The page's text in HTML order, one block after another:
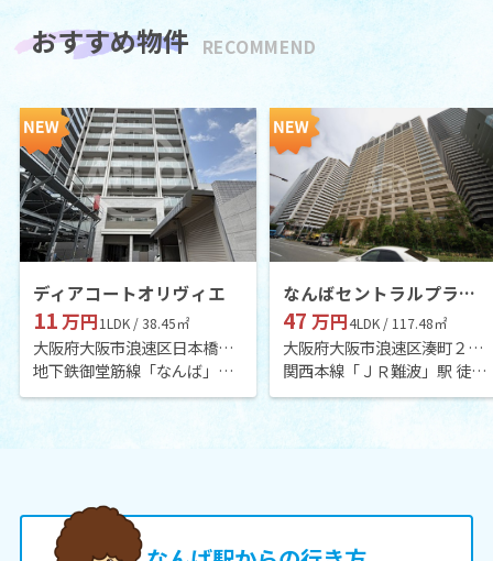
おすすめ物件 RECOMMEND
ディアコートオリヴィエ
11万円1LDK / 38.45㎡
大阪府大阪市浪速区日本橋東１丁目
地下鉄御堂筋線「なんば」駅 徒歩13分
なんばセントラルプラザリバーガーデン
47 万円4LDK / 117.48㎡
大阪府大阪市浪速区湊町２丁目
関西本線「ＪＲ難波」駅 徒歩1分